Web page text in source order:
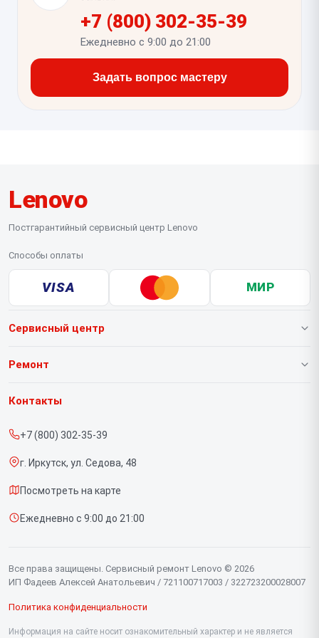
скрытые повреждения.
+7 (800) 302-35-39
Ежедневно с 9:00 до 21:00
Задать вопрос мастеру
Lenovo
Постгарантийный сервисный центр Lenovo
Способы оплаты
VISA МИР
Сервисный центр
О нашем сервисе
Срочный ремонт
Доставка и способы оплаты
Диагностика
Контакты
Ремонт
Ноутбуков
Контакты
+7 (800) 302-35-39
г. Иркутск, ул. Седова, 48
Посмотреть на карте
Ежедневно с 9:00 до 21:00
Все права защищены. Сервисный ремонт Lenovo © 2026
ИП Фадеев Алексей Анатольевич / 721100717003 / 322723200028007
Политика конфиденциальности
Информация на сайте носит ознакомительный характер и не является